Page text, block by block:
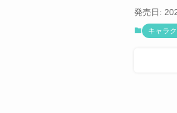
発売日:
キャラ